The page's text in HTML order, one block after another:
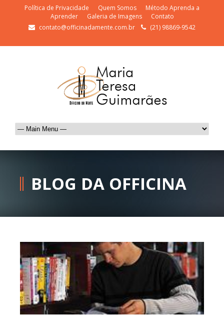
Política de Privacidade Quem Somos
Método Aprenda a
Aprender
Galeria de Imagens
Contato
contato@officinadamente.com.br
(21) 98869-9542
BLOG DA OFFICINA